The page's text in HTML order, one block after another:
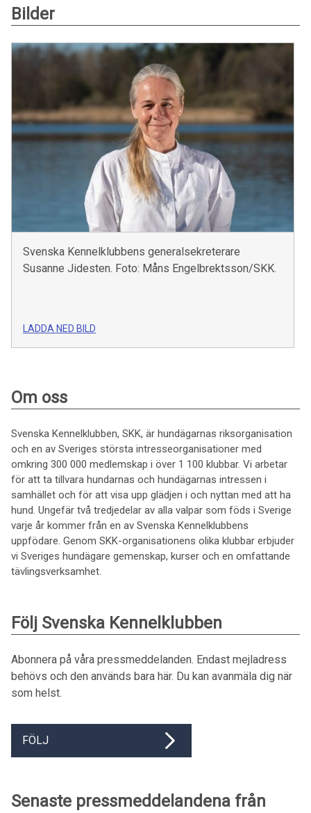
Bilder
Svenska Kennelklubbens generalsekreterare
Susanne Jidesten. Foto: Måns Engelbrektsson/SKK.
LADDA NED BILD
Om oss
Svenska Kennelklubben, SKK, är hundägarnas riksorganisation
och en av Sveriges största intresseorganisationer med
omkring 300 000 medlemskap i över 1 100 klubbar. Vi arbetar
för att ta tillvara hundarnas och hundägarnas intressen i
samhället och för att visa upp glädjen i och nyttan med att ha
hund. Ungefär två tredjedelar av alla valpar som föds i Sverige
varje år kommer från en av Svenska Kennelklubbens
uppfödare. Genom SKK-organisationens olika klubbar erbjuder
vi Sveriges hundägare gemenskap, kurser och en omfattande
tävlingsverksamhet.
Följ Svenska Kennelklubben
Abonnera på våra pressmeddelanden. Endast mejladress
behövs och den används bara här. Du kan avanmäla dig när
som helst.
FÖLJ
Senaste pressmeddelandena från